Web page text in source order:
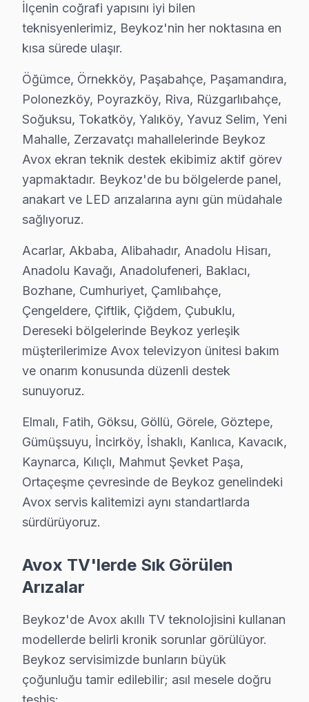
· Maltepe Avox
· Pendik Avox
· Sancaktepe Avox
· Şile Avox
Beykoz Diğer Marka Servisleri
· Beykoz Sony
· Beykoz Philips
· Beykoz Hi-Level
· Beykoz iFFALCON
· Beykoz Samsung
· Beykoz LG
Beykoz'de Avox TV Tamiri — Bilmeniz
Beykoz'de Avox TV servisinde net yanıtlar:
Avox TV Servis Kapsamı
✓ 15+ Yıl Deneyim
✓ Yazılı Garanti Belgesi
✓ Orijinal Yedek Parça
Avox Tamir Sürecinde Şeffaflık
"Merhaba, ben Alev. Avox ekran'mde görüntü gidip
"Elbette, Alev Hanım. Öncelikle cihazın modelini
"Tabii, modelim Avox 55UHD."
"Teşekkürler. Bu modelde sıkça karşılaştığımız bir
Bu diyaloğumuzdan öğrendik ki, müşteri ile sağlıklı
İlçenin coğrafi yapısını iyi bilen
teknisyenlerimiz, Beykoz'nin her noktasına en
kısa sürede ulaşır.
Öğümce, Örnekköy, Paşabahçe, Paşamandıra,
Polonezköy, Poyrazköy, Riva, Rüzgarlıbahçe,
Soğuksu, Tokatköy, Yalıköy, Yavuz Selim, Yeni
Mahalle, Zerzavatçı mahallelerinde Beykoz
Avox ekran teknik destek ekibimiz aktif görev
yapmaktadır. Beykoz'de bu bölgelerde panel,
anakart ve LED arızalarına aynı gün müdahale
sağlıyoruz.
Acarlar, Akbaba, Alibahadır, Anadolu Hisarı,
Anadolu Kavağı, Anadolufeneri, Baklacı,
Bozhane, Cumhuriyet, Çamlıbahçe,
Çengeldere, Çiftlik, Çiğdem, Çubuklu,
Dereseki bölgelerinde Beykoz yerleşik
müşterilerimize Avox televizyon ünitesi bakım
ve onarım konusunda düzenli destek
sunuyoruz.
Elmalı, Fatih, Göksu, Göllü, Görele, Göztepe,
Gümüşsuyu, İncirköy, İshaklı, Kanlıca, Kavacık,
Kaynarca, Kılıçlı, Mahmut Şevket Paşa,
Ortaçeşme çevresinde de Beykoz genelindeki
Avox servis kalitemizi aynı standartlarda
sürdürüyoruz.
Avox TV'lerde Sık Görülen
Arızalar
Beykoz'de Avox akıllı TV teknolojisini kullanan
modellerde belirli kronik sorunlar görülüyor.
Beykoz servisimizde bunların büyük
çoğunluğu tamir edilebilir; asıl mesele doğru